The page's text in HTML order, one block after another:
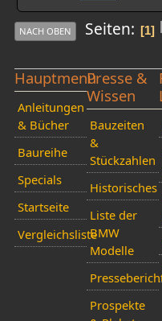
|
NACH OBEN Seiten 1
Hauptmenü
Anleitungen
& Bücher
Baureihe
Specials
Startseite
Vergleichsliste
Presse &
Wissen
Bauzeiten
&
Stückzahlen
Historisches
Liste der
BMW
Modelle
Prospekte